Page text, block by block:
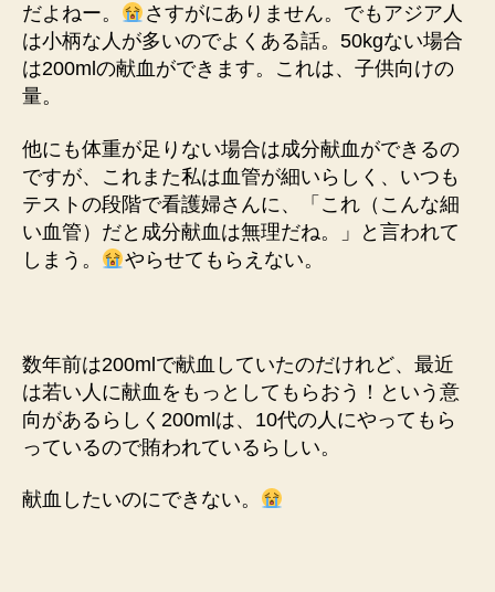
だよねー。
さすがにありません。でもアジア人
は小柄な人が多いのでよくある話。50kgない場合
は200mlの献血ができます。これは、子供向けの
量。
他にも体重が足りない場合は成分献血ができるの
ですが、これまた私は血管が細いらしく、いつも
テストの段階で看護婦さんに、「これ（こんな細
い血管）だと成分献血は無理だね。」と言われて
しまう。
やらせてもらえない。
数年前は200mlで献血していたのだけれど、最近
は若い人に献血をもっとしてもらおう！という意
向があるらしく200mlは、10代の人にやってもら
っているので賄われているらしい。
献血したいのにできない。